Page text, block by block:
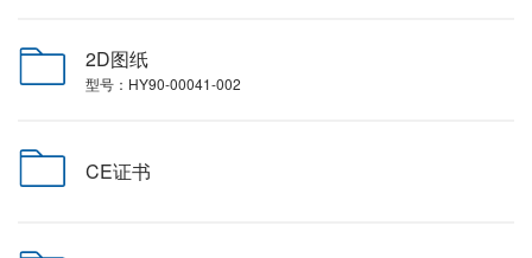
2D图纸
型号：HY90-00041-002
CE证书